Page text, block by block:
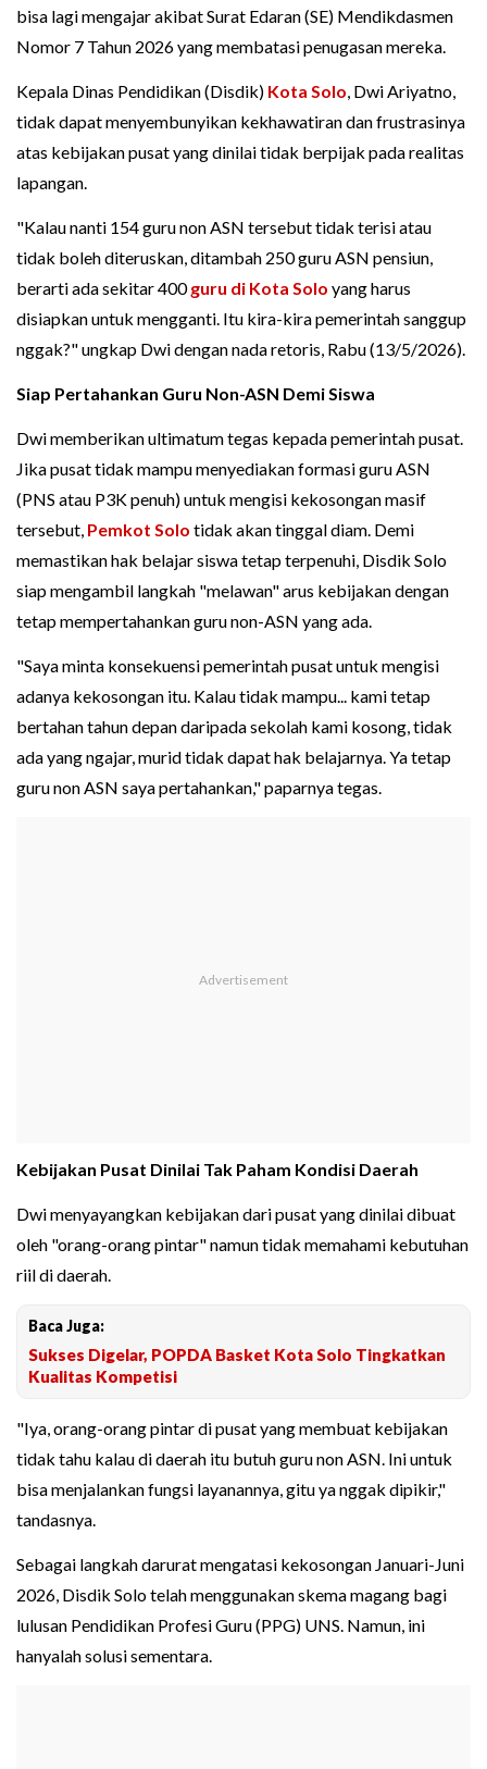
bisa lagi mengajar akibat Surat Edaran (SE) Mendikdasmen
Nomor 7 Tahun 2026 yang membatasi penugasan mereka.
Kepala Dinas Pendidikan (Disdik) Kota Solo, Dwi Ariyatno,
tidak dapat menyembunyikan kekhawatiran dan frustrasinya
atas kebijakan pusat yang dinilai tidak berpijak pada realitas
lapangan.
"Kalau nanti 154 guru non ASN tersebut tidak terisi atau
tidak boleh diteruskan, ditambah 250 guru ASN pensiun,
berarti ada sekitar 400guru di Kota Solo yang harus
disiapkan untuk mengganti. Itu kira-kira pemerintah sanggup
nggak?" ungkap Dwi dengan nada retoris, Rabu (13/5/2026).
Siap Pertahankan Guru Non-ASN Demi Siswa
Dwi memberikan ultimatum tegas kepada pemerintah pusat.
Jika pusat tidak mampu menyediakan formasi guru ASN
(PNS atau P3K penuh) untuk mengisi kekosongan masif
tersebut, Pemkot Solo tidak akan tinggal diam. Demi
memastikan hak belajar siswa tetap terpenuhi, Disdik Solo
siap mengambil langkah "melawan" arus kebijakan dengan
tetap mempertahankan guru non-ASN yang ada.
"Saya minta konsekuensi pemerintah pusat untuk mengisi
adanya kekosongan itu. Kalau tidak mampu... kami tetap
bertahan tahun depan daripada sekolah kami kosong, tidak
ada yang ngajar, murid tidak dapat hak belajarnya. Ya tetap
guru non ASN saya pertahankan," paparnya tegas.
Kebijakan Pusat Dinilai Tak Paham Kondisi Daerah
Dwi menyayangkan kebijakan dari pusat yang dinilai dibuat
oleh "orang-orang pintar" namun tidak memahami kebutuhan
riil di daerah.
Baca Juga:
Sukses Digelar, POPDA Basket Kota Solo Tingkatkan
Kualitas Kompetisi
"Iya, orang-orang pintar di pusat yang membuat kebijakan
tidak tahu kalau di daerah itu butuh guru non ASN. Ini untuk
bisa menjalankan fungsi layanannya, gitu ya nggak dipikir,"
tandasnya.
Sebagai langkah darurat mengatasi kekosongan Januari-Juni
2026, Disdik Solo telah menggunakan skema magang bagi
lulusan Pendidikan Profesi Guru (PPG) UNS. Namun, ini
hanyalah solusi sementara.